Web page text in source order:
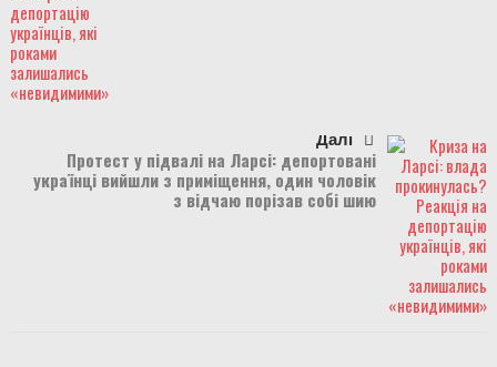
Далі
Протест у підвалі на Ларсі: депортовані
українці вийшли з приміщення, один чоловік
з відчаю порізав собі шию